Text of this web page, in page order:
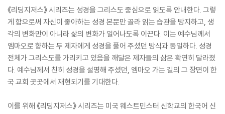
《리딩지저스》 시리즈는 성경을 그리스도 중심으로 읽도록 안내한다. 그렇
게 함으로써 자신이 좋아하는 성경 본문만 골라 읽는 습관을 방지하고, 생
각의 변화만이 아니라 삶의 변화가 일어나도록 이끈다. 이는 예수님께서
엠마오로 향하는 두 제자에게 성경을 풀어 주셨던 방식과 동일하다. 성경
전체가 그리스도를 가리키고 있음을 깨달은 제자들의 삶은 확연히 달라졌
다. 예수님께서 친히 성경을 설명해 주셨던, 엠마오 가는 길의 그 장면이 한
국 교회 곳곳에서 재현되기를 기대한다.
이를 위해 《리딩지저스》 시리즈는 미국 웨스트민스터 신학교의 한국어 신